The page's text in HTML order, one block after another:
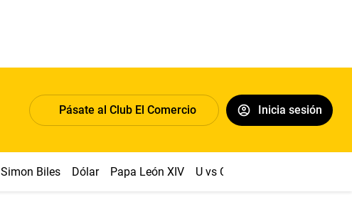
Pásate al Club El Comercio Inicia sesión
Simon Biles Dólar Papa León XIV U vs Cristal